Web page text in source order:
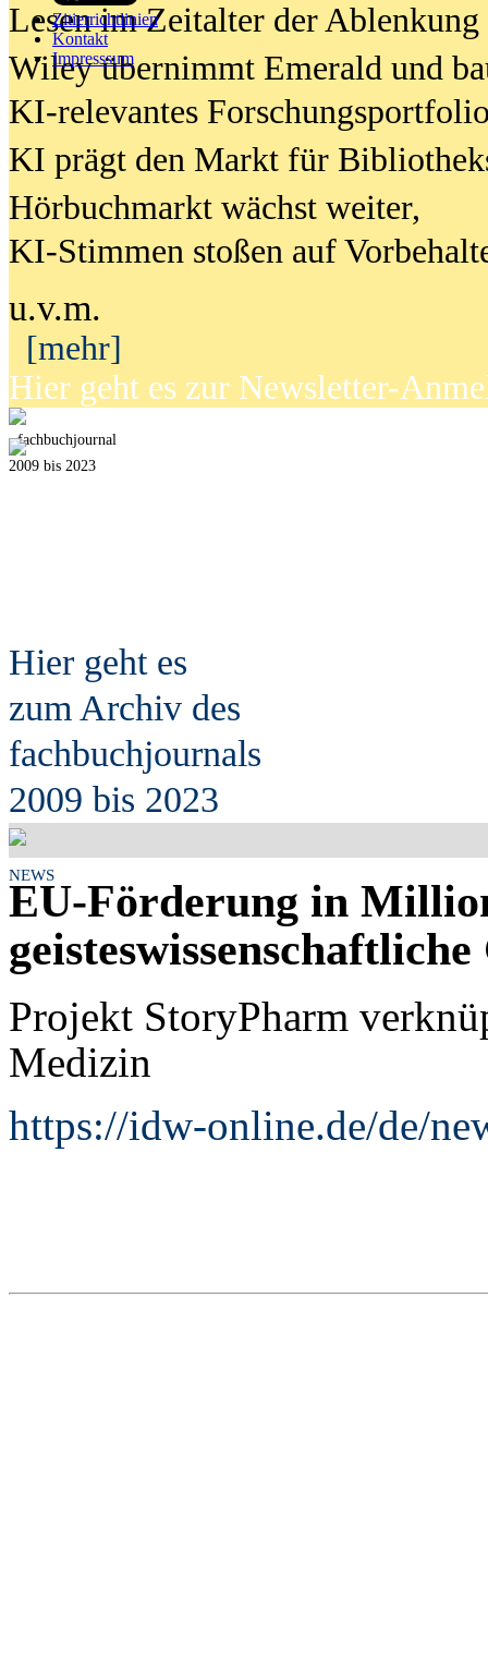
Zitierrichtlinien
Kontakt
Impresssum
Lesen im Zeitalter der Ablenkung
Wiley übernimmt Emerald und
KI-relevantes
KI prägt den Markt für
Hörbuchmarkt wächst weiter,
KI-Stimmen stoßen auf
u.v.m.
[mehr]
Hier geht es zur Newsletter-
fachbuchjournal
2009 bis 2023
Hier geht es
zum Archiv des
fachbuchjournals
2009 bis 2023
NEWS
EU-Förderung in
Projekt StoryPharm
Medizin
https://idw-online.de/de/